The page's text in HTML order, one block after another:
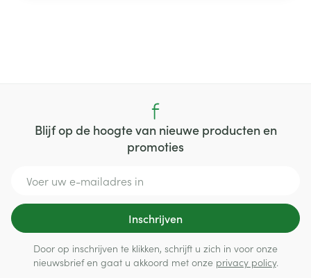
Blijf op de hoogte van nieuwe producten en
promoties
Inschrijven
Door op inschrijven te klikken, schrijft u zich in voor onze
nieuwsbrief en gaat u akkoord met onze privacy policy.